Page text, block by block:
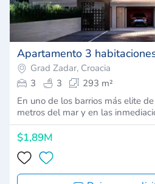
Apartamento 3
Grad Zadar, Croacia
3
3
293 m²
En uno de los barrios más elite
metros del mar y en las
$1,89M